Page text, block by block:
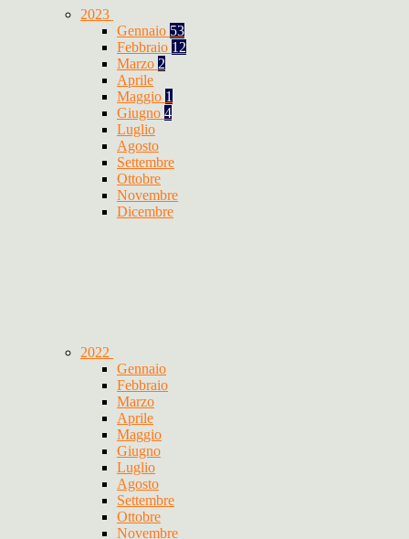
2023
Gennaio 53
Febbraio 12
Marzo 2
Aprile
Maggio 1
Giugno 4
Luglio
Agosto
Settembre
Ottobre
Novembre
Dicembre
2022
Gennaio
Febbraio
Marzo
Aprile
Maggio
Giugno
Luglio
Agosto
Settembre
Ottobre
Novembre